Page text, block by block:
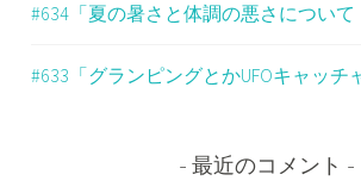
#634「夏の暑さと体調の悪さについて
#633「グランピングとかUFOキャッチ
最近のコメント